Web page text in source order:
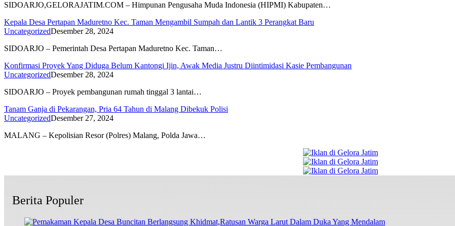
SIDOARJO,GELORAJATIM.COM – Himpunan Pengusaha Muda Indonesia (HIPMI) Kabupaten…
Kepala Desa Pertapan Maduretno Kec. Taman Mengambil Sumpah dan Lantik 3 Perangkat Baru
UncategorizedDesember 28, 2024
SIDOARJO – Pemerintah Desa Pertapan Maduretno Kec. Taman…
Konfirmasi Proyek Yang Diduga Belum Kantongi Ijin, Awak Media Justru Diintimidasi Kasie Pembangunan
UncategorizedDesember 28, 2024
SIDOARJO – Proyek pembangunan rumah tinggal 3 lantai…
Tanam Ganja di Pekarangan, Pria 64 Tahun di Malang Dibekuk Polisi
UncategorizedDesember 27, 2024
MALANG – Kepolisian Resor (Polres) Malang, Polda Jawa…
Berita Populer